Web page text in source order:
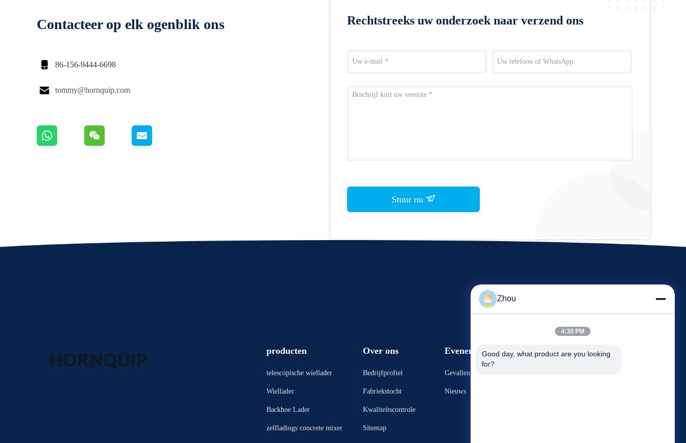
Contacteer op elk ogenblik ons
 86-156-9444-6698
 tommy@hornquip.com
Rechtstreeks uw onderzoek naar verzend ons
Stuur nu
producten
telescopische wiellader
Wiellader
Backhoe Lader
zelfladings concrete mixer
Over ons
Bedrijfprofiel
Fabriekstocht
Kwaliteitscontrole
Sitemap
Evenementen
Gevallen
Nieuws
Verzoek Een Citaat
Zhou
4:30 PM
Good day, what product are you looking
for?